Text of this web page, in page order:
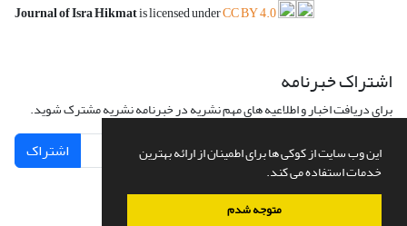
این وب سایت از کوکی ها برای اطمینان از ارائه بهترین
خدمات استفاده می کند.
متوجه شدم
Journal of Isra Hikmatis licensed underCC BY 4.0
اشتراک خبرنامه
برای دریافت اخبار و اطلاعیه های مهم نشریه در خبرنامه نشریه مشترک شوید.
اشتراک